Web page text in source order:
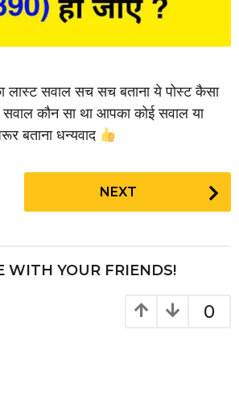
लास्ट सवाल सच सच बताना ये पोस्ट कैसा
कौन सा था आपका कोई सवाल या
बताना धन्यवाद
NEXT
WITH YOUR FRIENDS!
0